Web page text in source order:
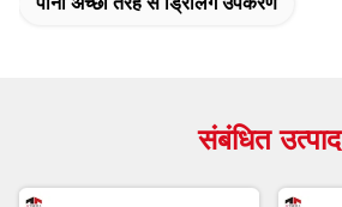
संबंधित उत्पाद